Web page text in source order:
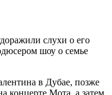
слухи о его
шоу о семье
в Дубае, позже
концерте Мота, а затем